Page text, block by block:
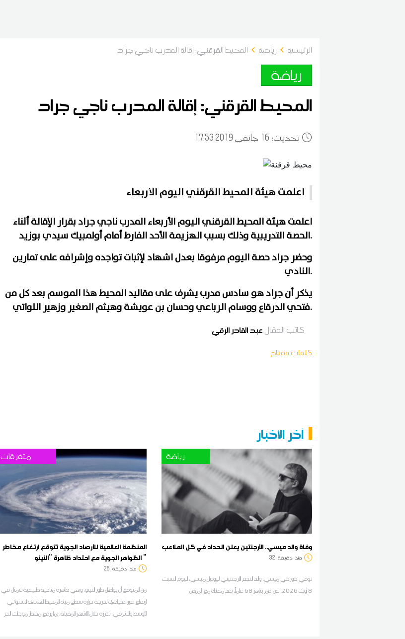
الرئيسية رياضة المحيط القرقني: إقالة المدرب ناجي جراد
رياضة
المحيط القرقني: إقالة المدرب ناجي جراد
:تحديث 16 17:53 2019 جانفي
اعلمت هيئة المحيط القرقني اليوم الأربعاء
اعلمت هيئة المحيط القرقني اليوم الأربعاء المدرب ناجي جراد بقرار الإقالة أثناء
الحصة التدريبية وذلك بسبب الهزيمة الأحد الفارط أمام أولمبيك سيدي بوزيد.
وحضر جراد حصة اليوم مرفوقا بعدل اشهاد لإثبات تواجده وإشرافه على تمارين
النادي.
يذكر أن جراد هو سادس مدرب يشرف على مقاليد المحيط هذا الموسم بعد كل من
فتحي الدرقاع ووسام الرباعي وحسان بن عويشة وهيثم الصغير وزهير اللواتي.
كاتب المقال عبد القادر الرقي
كلمات مفتاح
آخر الأخبار
متفرقات
المنظمة العالمية للأرصاد الجوية تتوقع ارتفاع مخاطر
الظواهر الجوية مع احتداد ظاهرة "النينو "
منذ دقيقة 26
من المتوقع أن يواصل طور النينو، وهي ظاهرة مناخية طبيعية تتمثل في
ارتفاع غير اعتيادي لدرجة حرارة سطح مياه المحيط الهادئ الاستوائي
الأوسط والشرقي، تعززه خلال الأشهر المقبلة، بما يرفع مخاطر موجات الحر
رياضة
وفاة والد ميسي.. الأرجنتين يعلن الحداد في كل الملاعب
منذ دقيقة 32
توفي خورخي ميسي، والد النجم الأرجنتيني ليونيل ميسي، اليوم السبت
8 أوت 2026، عن عمر يناهز 68 عاماً، بعد معاناة مع المرض